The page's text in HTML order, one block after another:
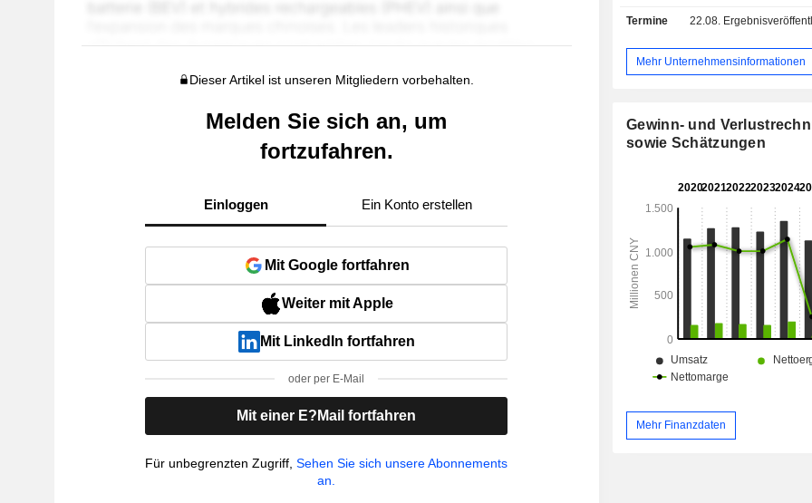
Dieser Artikel ist unseren Mitgliedern vorbehalten.
Melden Sie sich an, um
fortzufahren.
Einloggen Ein Konto erstellen
Mit Google fortfahren
Weiter mit Apple
Mit LinkedIn fortfahren
oder per E-Mail
Mit einer E?Mail fortfahren
Für unbegrenzten Zugriff,Sehen Sie sich unsere Abonnements
an.
erbringt Lieferdienstleistungen im
Beschaffungsagentur befasst sich in
mit
anschließende
Grundlage von Aufträgen an. Das
den Bereichen Produktbeschaffung
Zollabfertigung und Lieferung an.
Termine 22.08.
Mehr Unternehmensinformationen
Gewinn- und
sowie Schätzungen
Mehr Finanzdaten